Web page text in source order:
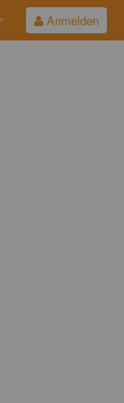
Anmelden